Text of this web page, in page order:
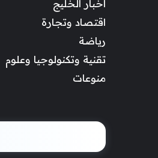
أخبار الخليج
اقتصاد وتجارة
رياضة
تقنية وتكنولوجيا وعلوم
منوعات